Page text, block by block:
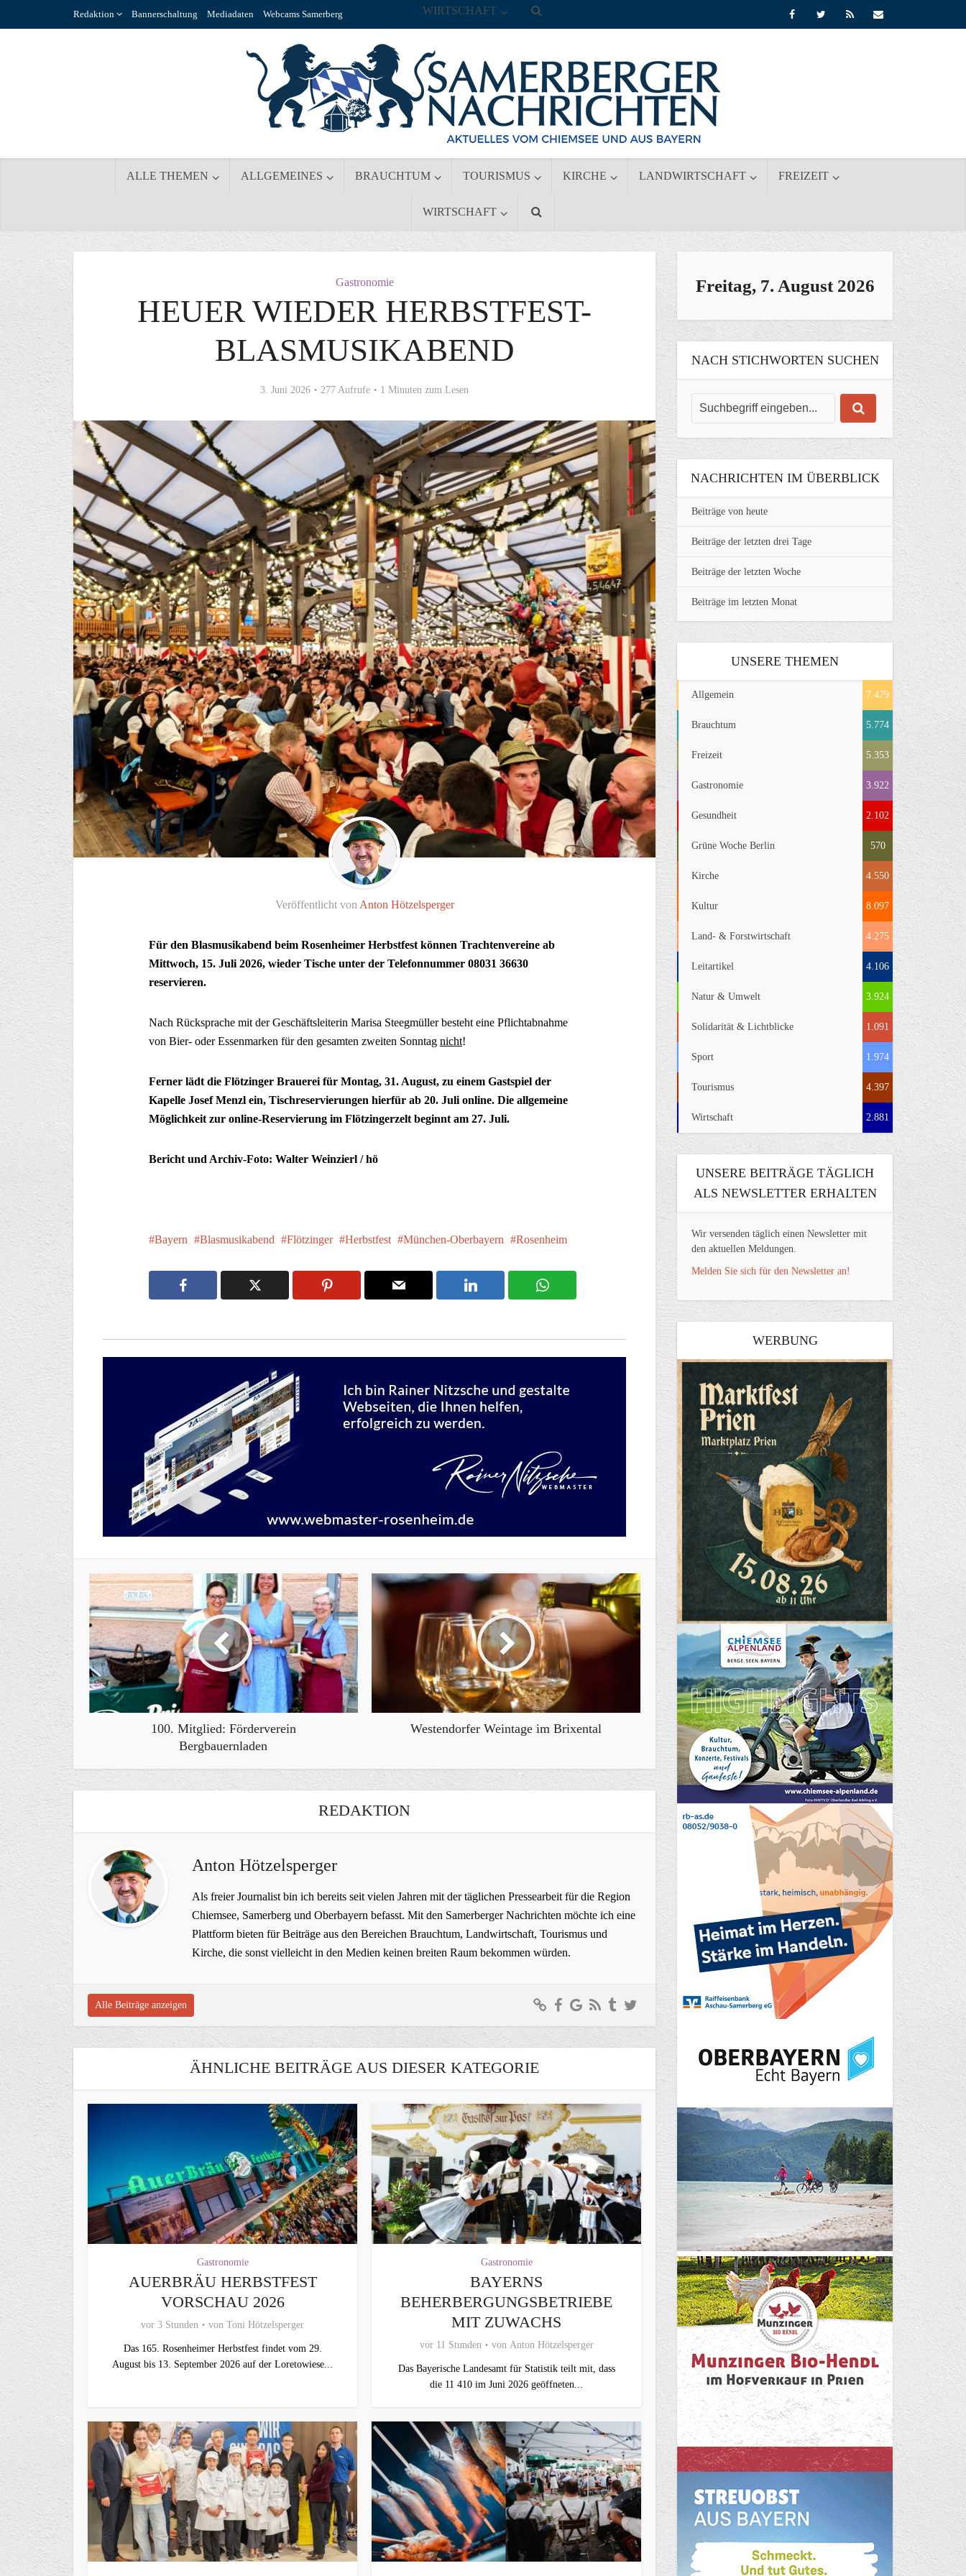
Redaktion Bannerschaltung Mediadaten Webcams Samerberg
ALLE THEMEN ALLGEMEINES BRAUCHTUM TOURISMUS KIRCHE LANDWIRTSCHAFT FREIZEIT
WIRTSCHAFT
WIRTSCHAFT
Gastronomie
HEUER WIEDER HERBSTFEST-
BLASMUSIKABEND
3. Juni 2026 277 Aufrufe 1 Minuten zum Lesen
Veröffentlicht von Anton Hötzelsperger
Für den Blasmusikabend beim Rosenheimer Herbstfest können Trachtenvereine ab
Mittwoch, 15. Juli 2026, wieder Tische unter der Telefonnummer 08031 36630
reservieren.
Nach Rücksprache mit der Geschäftsleiterin Marisa Steegmüller besteht eine Pflichtabnahme
von Bier- oder Essenmarken für den gesamten zweiten Sonntag nicht!
Ferner lädt die Flötzinger Brauerei für Montag, 31. August, zu einem Gastspiel der
Kapelle Josef Menzl ein, Tischreservierungen hierfür ab 20. Juli online. Die allgemeine
Möglichkeit zur online-Reservierung im Flötzingerzelt beginnt am 27. Juli.
Bericht und Archiv-Foto: Walter Weinzierl / hö
Bayern Blasmusikabend Flötzinger Herbstfest München-Oberbayern Rosenheim
100. Mitglied: Förderverein
Bergbauernladen
Westendorfer Weintage im Brixental
REDAKTION
Anton Hötzelsperger
Als freier Journalist bin ich bereits seit vielen Jahren mit der täglichen Pressearbeit für die Region
Chiemsee, Samerberg und Oberbayern befasst. Mit den Samerberger Nachrichten möchte ich eine
Plattform bieten für Beiträge aus den Bereichen Brauchtum, Landwirtschaft, Tourismus und
Kirche, die sonst vielleicht in den Medien keinen breiten Raum bekommen würden.
Alle Beiträge anzeigen
ÄHNLICHE BEITRÄGE AUS DIESER KATEGORIE
Gastronomie
AUERBRÄU HERBSTFEST
VORSCHAU 2026
vor 3 Stunden von Toni Hötzelsperger
Das 165. Rosenheimer Herbstfest findet vom 29.
August bis 13. September 2026 auf der Loretowiese...
Gastronomie
BAYERNS
BEHERBERGUNGSBETRIEBE
MIT ZUWACHS
vor 11 Stunden von Anton Hötzelsperger
Das Bayerische Landesamt für Statistik teilt mit, dass
die 11 410 im Juni 2026 geöffneten...
Freitag, 7. August 2026
NACH STICHWORTEN SUCHEN
NACHRICHTEN IM ÜBERBLICK
Beiträge von heute
Beiträge der letzten drei Tage
Beiträge der letzten Woche
Beiträge im letzten Monat
UNSERE THEMEN
Allgemein 7.479
Brauchtum 5.774
Freizeit 5.353
Gastronomie 3.922
Gesundheit 2.102
Grüne Woche Berlin 570
Kirche 4.550
Kultur 8.097
Land- & Forstwirtschaft 4.275
Leitartikel 4.106
Natur & Umwelt 3.924
Solidarität & Lichtblicke 1.091
Sport 1.974
Tourismus 4.397
Wirtschaft 2.881
UNSERE BEITRÄGE TÄGLICH
ALS NEWSLETTER ERHALTEN
Wir versenden täglich einen Newsletter mit
den aktuellen Meldungen.
Melden Sie sich für den Newsletter an!
WERBUNG